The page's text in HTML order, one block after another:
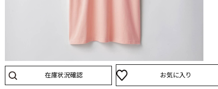
在庫状況確認 お気に入り